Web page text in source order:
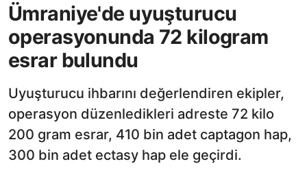
Ümraniye'de uyuşturucu
operasyonunda 72 kilogram
esrar bulundu
Uyuşturucu ihbarını değerlendiren ekipler,
operasyon düzenledikleri adreste 72 kilo
200 gram esrar, 410 bin adet captagon hap,
300 bin adet ectasy hap ele geçirdi.